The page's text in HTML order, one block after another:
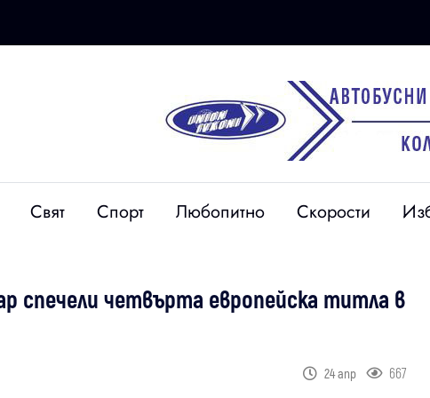
Свят Спорт Любопитно Скорости
спечели четвърта европейска титла в
24 апр 667